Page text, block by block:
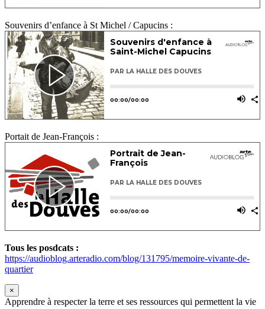
Souvenirs d’enfance à St Michel / Capucins :
Portait de Jean-François :
Tous les posdcats :
https://audioblog.arteradio.com/blog/131795/memoire-vivante-de-
quartier
×
Apprendre à respecter la terre et ses ressources qui permettent la vie